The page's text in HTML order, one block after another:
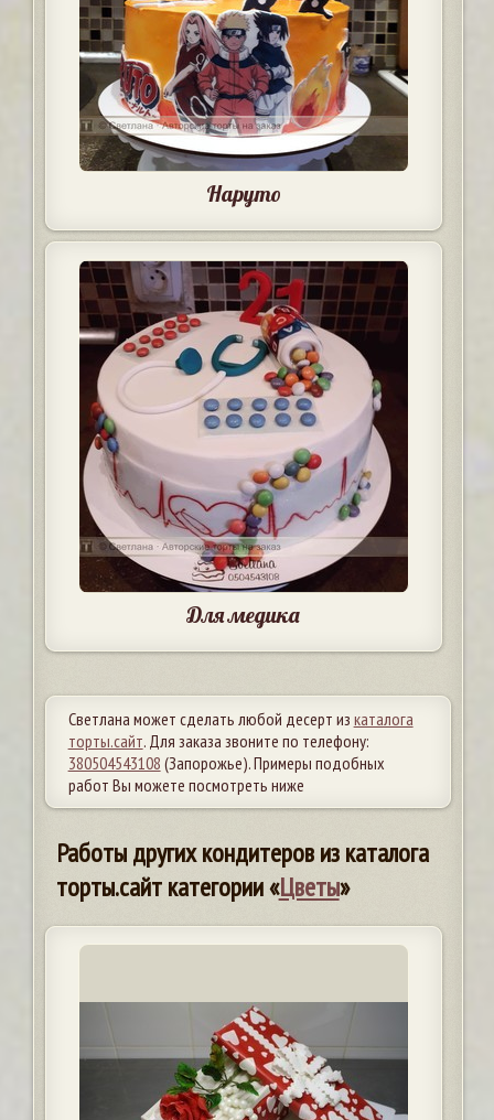
Наруто
Для медика
Светлана может сделать любой десерт из каталога
торты.сайт. Для заказа звоните по телефону:
380504543108 (Запорожье). Примеры подобных
работ Вы можете посмотреть ниже
Работы других кондитеров из каталога
торты.сайт категории «Цветы»